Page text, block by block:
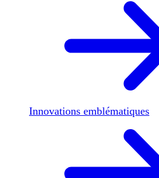
Innovations emblématiques